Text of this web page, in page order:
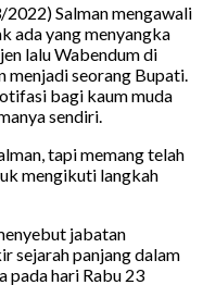
Salman mengawali
ada yang menyangka
lalu Wabendum di
menjadi seorang Bupati.
bagi kaum muda
sendiri.
tapi memang telah
mengikuti langkah
jabatan
sejarah panjang dalam
hari Rabu 23